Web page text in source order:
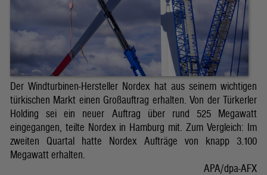
Der Windturbinen-Hersteller Nordex hat aus seinem wichtigen
türkischen Markt einen Großauftrag erhalten. Von der Türkerler
Holding sei ein neuer Auftrag über rund 525 Megawatt
eingegangen, teilte Nordex in Hamburg mit. Zum Vergleich: Im
zweiten Quartal hatte Nordex Aufträge von knapp 3.100
Megawatt erhalten.
APA/dpa-AFX